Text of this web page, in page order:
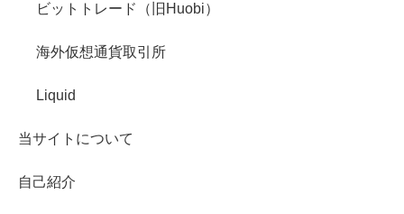
ビットトレード（旧Huobi）
海外仮想通貨取引所
Liquid
当サイトについて
自己紹介